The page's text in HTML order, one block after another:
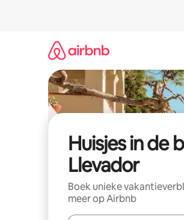
Huisjes in de
Llevador
Boek unieke
meer op Airbnb